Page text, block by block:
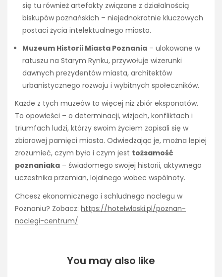
się tu również artefakty związane z działalnością
biskupów poznańskich – niejednokrotnie kluczowych
postaci życia intelektualnego miasta.
Muzeum Historii Miasta Poznania – ulokowane w
ratuszu na Starym Rynku, przywołuje wizerunki
dawnych prezydentów miasta, architektów
urbanistycznego rozwoju i wybitnych społeczników.
Każde z tych muzeów to więcej niż zbiór eksponatów.
To opowieści – o determinacji, wizjach, konfliktach i
triumfach ludzi, którzy swoim życiem zapisali się w
zbiorowej pamięci miasta. Odwiedzając je, można lepiej
zrozumieć, czym była i czym jest tożsamość
poznaniaka – świadomego swojej historii, aktywnego
uczestnika przemian, lojalnego wobec wspólnoty.
Chcesz ekonomicznego i schludnego noclegu w
Poznaniu? Zobacz: https://hotelwloski.pl/poznan-
noclegi-centrum/
You may also like